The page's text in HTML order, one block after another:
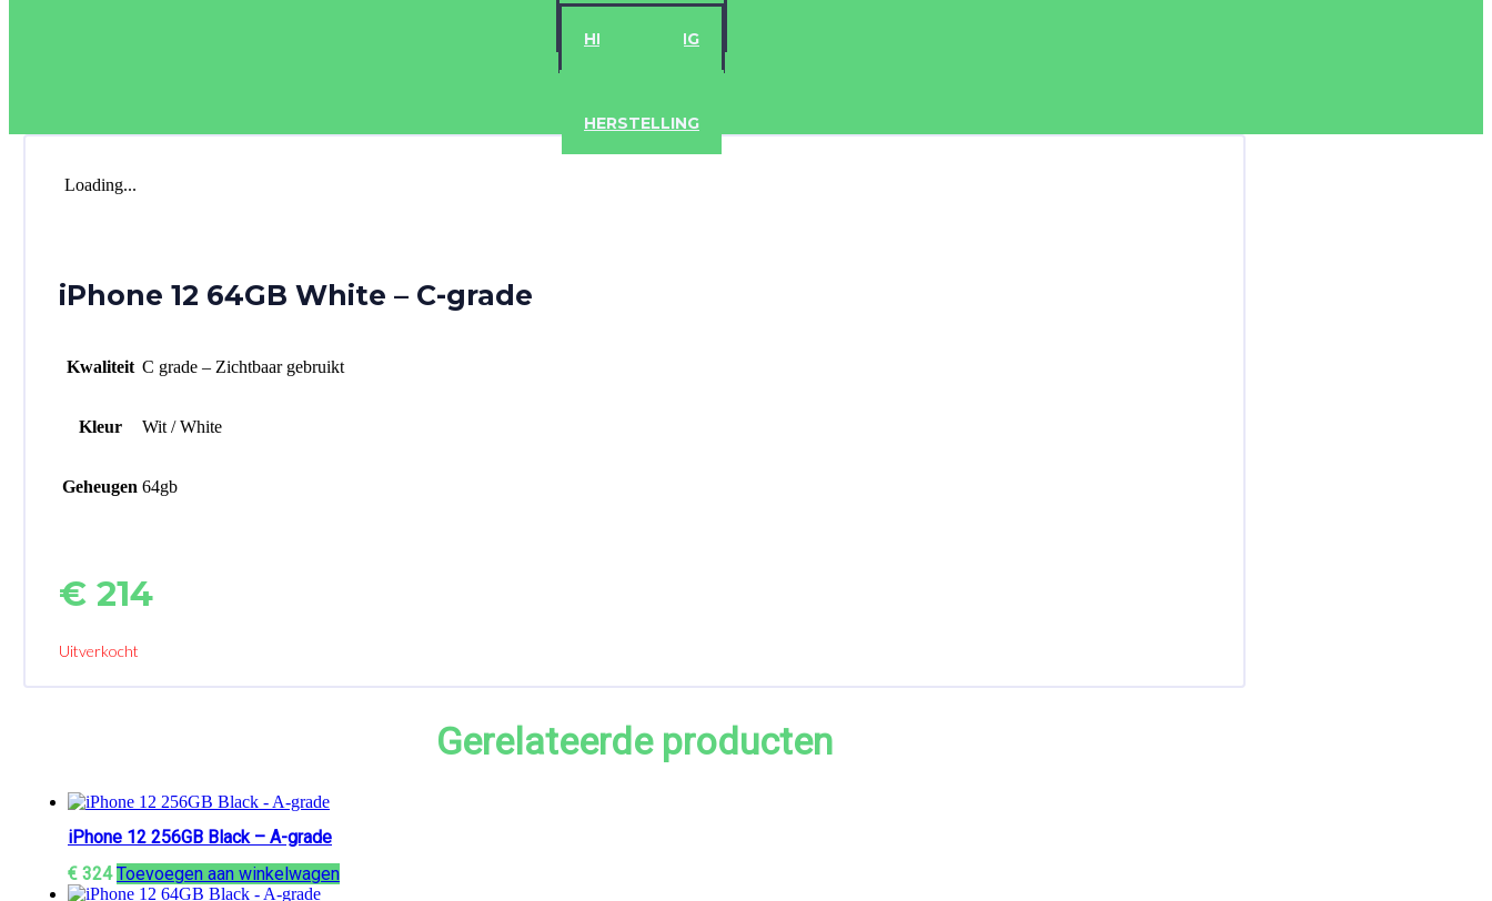
HERSTELLING
HERSTELLING
Loading...
iPhone 12 64GB White – C-grade
Kwaliteit C grade – Zichtbaar gebruikt
Kleur Wit / White
Geheugen 64gb
€ 214
Uitverkocht
Gerelateerde producten
iPhone 12 256GB Black – A-grade
€ 324 Toevoegen aan winkelwagen